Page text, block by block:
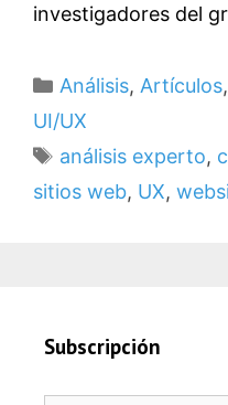
investigadores del
Categorías
Análisis, Artículos,
UI/UX
Etiquetas
análisis experto,
sitios web, UX,
Subscripción